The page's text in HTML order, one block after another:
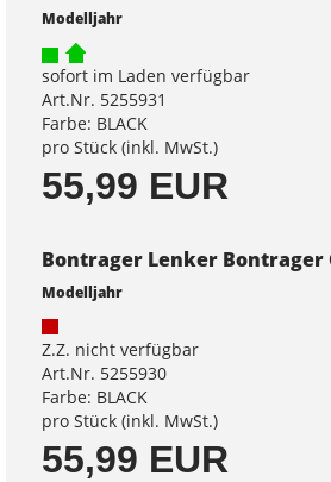
Modelljahr
sofort im Laden verfügbar
Art.Nr. 5255931
Farbe: BLACK
pro Stück (inkl. MwSt.)
55,99 EUR
Bontrager Lenker Bontrager
Modelljahr
Z.Z. nicht verfügbar
Art.Nr. 5255930
Farbe: BLACK
pro Stück (inkl. MwSt.)
55,99 EUR